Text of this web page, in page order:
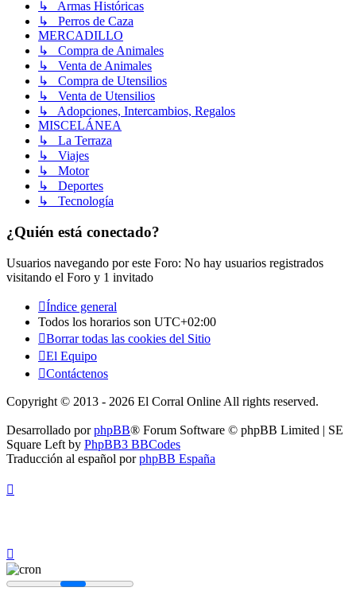
↳ Armas Históricas
↳ Perros de Caza
MERCADILLO
↳ Compra de Animales
↳ Venta de Animales
↳ Compra de Utensilios
↳ Venta de Utensilios
↳ Adopciones, Intercambios, Regalos
MISCELÁNEA
↳ La Terraza
↳ Viajes
↳ Motor
↳ Deportes
↳ Tecnología
¿Quién está conectado?
Usuarios navegando por este Foro: No hay usuarios registrados
visitando el Foro y 1 invitado
Índice general
Todos los horarios son UTC+02:00
Borrar todas las cookies del Sitio
El Equipo
Contáctenos
Copyright © 2013 - 2026 El Corral Online All rights reserved.
Desarrollado porphpBB® Forum Software © phpBB Limited | SE
Square Left by PhpBB3 BBCodes
Traducción al español porphpBB España